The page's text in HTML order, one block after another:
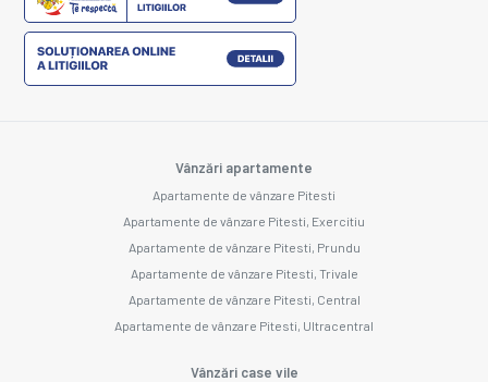
Vânzări apartamente
Apartamente de vânzare Pitesti
Apartamente de vânzare Pitesti, Exercitiu
Apartamente de vânzare Pitesti, Prundu
Apartamente de vânzare Pitesti, Trivale
Apartamente de vânzare Pitesti, Central
Apartamente de vânzare Pitesti, Ultracentral
Vânzări case vile